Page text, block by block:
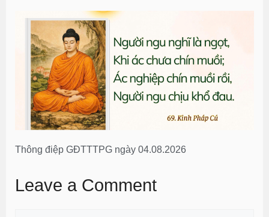
Thông điệp GĐTTTPG ngày 04.08.2026
Leave a Comment